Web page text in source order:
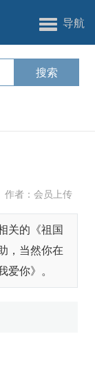
导航
作者：会员上传
关的《祖国
，当然你在
爱你》。